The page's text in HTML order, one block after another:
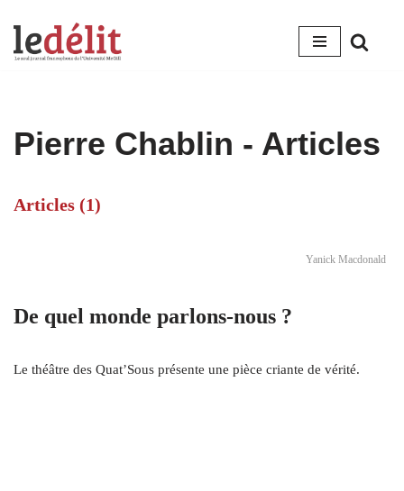
Aller
Pierre Chablin - Articles
Articles (1)
Yanick Macdonald
De quel monde parlons-nous ?
Le théâtre des Quat’Sous présente une pièce criante de vérité.